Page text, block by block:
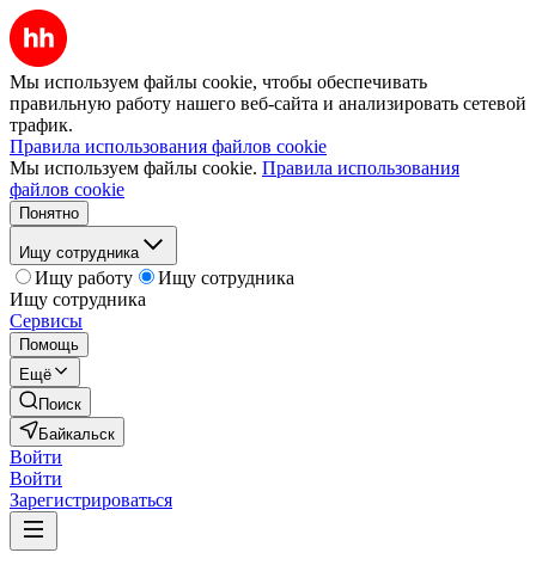
Мы используем файлы cookie, чтобы обеспечивать
правильную работу нашего веб-сайта и анализировать сетевой
трафик.
Правила использования файлов cookie
Мы используем файлы cookie. Правила использования
файлов cookie
Понятно
Ищу сотрудника
Ищу работу
Ищу сотрудника
Ищу сотрудника
Сервисы
Помощь
Ещё
Поиск
Байкальск
Войти
Войти
Зарегистрироваться